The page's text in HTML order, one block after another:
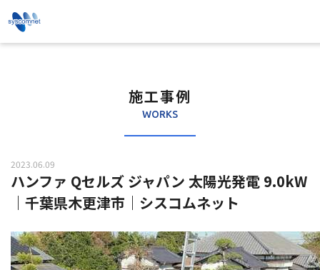
施工事例
WORKS
2023.06.09
ハンファ Qセルズ ジャパン 太陽光発電 9.0kW
｜千葉県木更津市｜シスコムネット